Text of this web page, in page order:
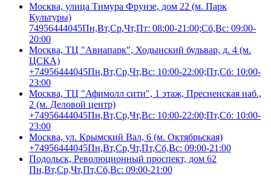
Москва, улица Тимура Фрунзе, дом 22 (м. Парк
Культуры)
74956444045Пн,Вт,Ср,Чт,Пт: 08:00-21:00;Сб,Вс: 09:00-
20:00
Москва, ТЦ "Авиапарк", Ходынский бульвар, д. 4 (м.
ЦСКА)
+74956444045Пн,Вт,Ср,Чт,Вс: 10:00-22:00;Пт,Сб: 10:00-
23:00
Москва, ТЦ "Афимолл сити", 1 этаж, Пресненская наб.,
2 (м. Деловой центр)
+74956444045Пн,Вт,Ср,Чт,Вс: 10:00-22:00;Пт,Сб: 10:00-
23:00
Москва, ул. Крымский Вал, 6 (м. Октябрьская)
+74956444045Пн,Вт,Ср,Чт,Пт,Сб,Вс: 09:00-21:00
Подольск, Революционный проспект, дом 62
Пн,Вт,Ср,Чт,Пт,Сб,Вс: 09:00-21:00